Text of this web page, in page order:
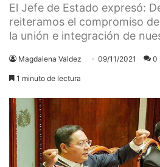
El Jefe de Estado expresó:
reiteramos el compromiso
la unión e integración de
Magdalena Valdez 09/11/2021 0
1 minuto de lectura